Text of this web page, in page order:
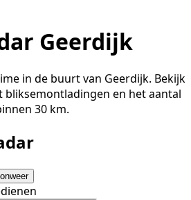
Geerdijk
in de buurt van Geerdijk. Bekijk
bliksemontladingen en het aantal
30 km.